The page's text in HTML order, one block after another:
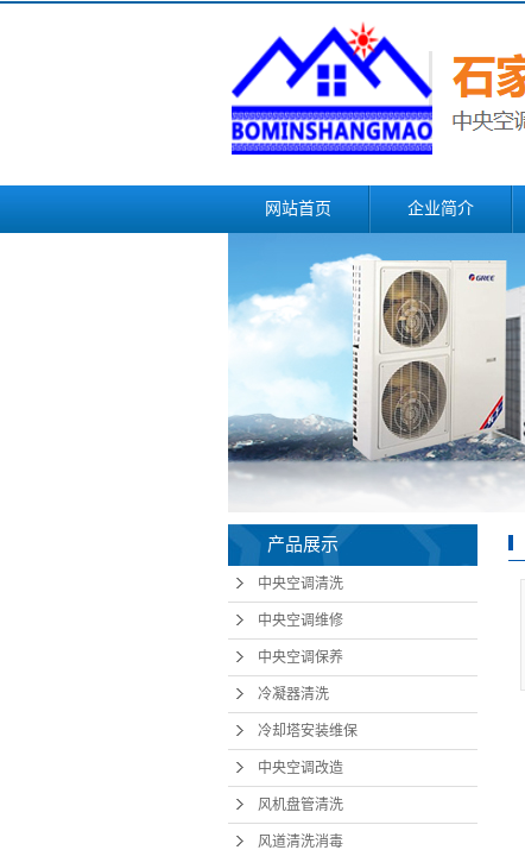
网站首页 企业简介
产品展示
中央空调清洗
中央空调维修
中央空调保养
冷凝器清洗
冷却塔安装维保
中央空调改造
风机盘管清洗
风道清洗消毒